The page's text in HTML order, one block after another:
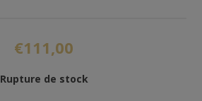
€111,00
Rupture de stock